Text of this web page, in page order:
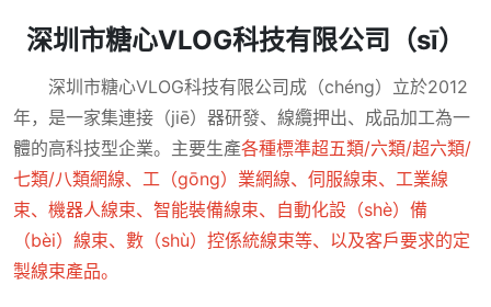
深圳市糖心VLOG科技有限公司（sī）
深圳市糖心VLOG科技有限公司成（chéng）立於2012
年，是一家集連接（jiē）器研發、線纜押出、成品加工為一
體的高科技型企業。主要生產各種標準超五類/六類/超六類/
七類/八類網線、工（gōng）業網線、伺服線束、工業線
束、機器人線束、智能裝備線束、自動化設（shè）備
（bèi）線束、數（shù）控係統線束等、以及客戶要求的定
製線束產品。